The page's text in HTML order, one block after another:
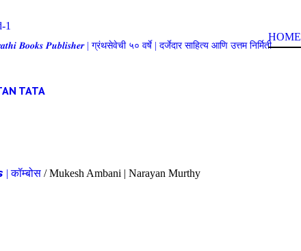
𝑩𝒐𝒐𝒌𝒔 𝑷𝒖𝒃𝒍𝒊𝒔𝒉𝒆𝒓 | ग्रंथसेवेची ५० वर्षे | दर्जेदार साहित्य आणि उत्तम निर्मिती
HOME
TATA
/ Mukesh Ambani | Narayan Murthy